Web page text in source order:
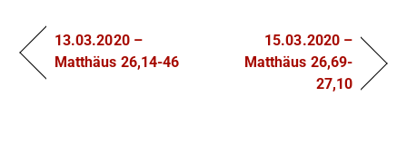
13.03.2020 –
Matthäus 26,14-46
15.03.2020 –
Matthäus 26,69-
27,10